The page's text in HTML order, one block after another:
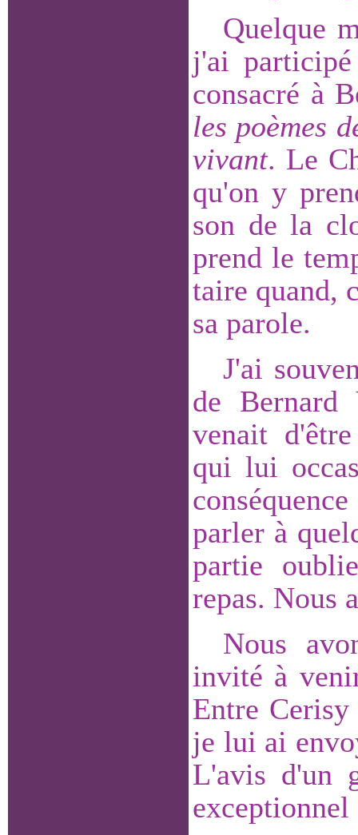
Quelque
j'ai
consacré à
les poèmes
vivant. Le
qu'on y
son de la
prend le
taire quand,
sa parole.
J'ai
de Bernard
venait
qui lui
parler à
partie
repas. Nous
Nous
invité à
Entre
je lui ai
L'avis d'un